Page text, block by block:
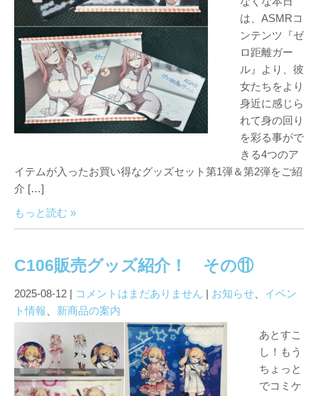
は、ASMRコ
ンテンツ『ゼ
ロ距離ガー
ル』より、彼
女たちをより
身近に感じら
れて身の回り
を彩る事がで
きる4つのア
イテムが入ったお買い得なグッズセット第1弾＆第2弾をご紹
介 […]
もっと読む »
C106販売グッズ紹介！ その⑪
2025-08-12 | コメントはまだありません | お知らせ
イベン
ト情報
新商品の案内
あとすこ
し！もう
ちょっと
でコミケ